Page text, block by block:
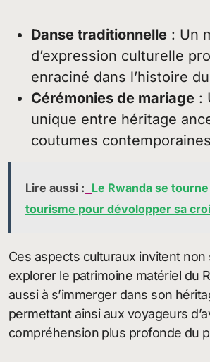
Danse traditionnelle : Un
d’expression culturelle
enraciné dans l’histoire
Cérémonies de mariage :
unique entre héritage
coutumes
Lire aussi : Le Rwanda se
tourisme pour dévolopper sa
Ces aspects culturaux invitent non
explorer le patrimoine matériel du
aussi à s’immerger dans son
permettant ainsi aux voyageurs
compréhension plus profonde du